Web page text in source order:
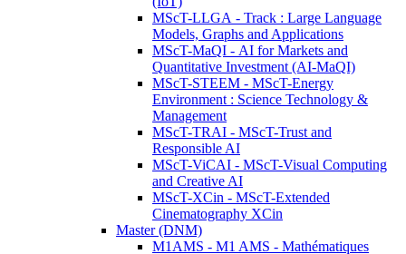
MScT-LLGA - Track : Large Language
Models, Graphs and Applications
MScT-MaQI - AI for Markets and
Quantitative Investment (AI-MaQI)
MScT-STEEM - MScT-Energy
Environment : Science Technology &
Management
MScT-TRAI - MScT-Trust and
Responsible AI
MScT-ViCAI - MScT-Visual Computing
and Creative AI
MScT-XCin - MScT-Extended
Cinematography XCin
Master (DNM)
M1AMS - M1 AMS - Mathématiques